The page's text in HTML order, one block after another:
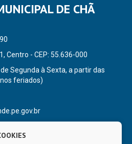
DE CHÃ
Centro - CEP: 55.636-000
Segunda à Sexta, a partir das
feriados)